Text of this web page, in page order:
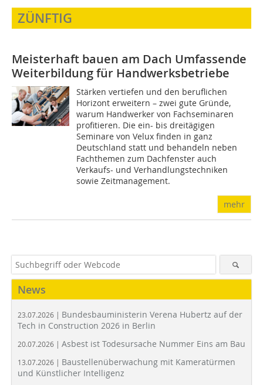
ZÜNFTIG
Meisterhaft bauen am Dach Umfassende
Weiterbildung für Handwerksbetriebe
Stärken vertiefen und den beruflichen
Horizont erweitern – zwei gute Gründe,
warum Handwerker von Fachseminaren
profitieren. Die ein- bis dreitägigen
Seminare von Velux finden in ganz
Deutschland statt und behandeln neben
Fachthemen zum Dachfenster auch
Verkaufs- und Verhandlungstechniken
sowie Zeitmanagement.
mehr
News
23.07.2026 | Bundesbauministerin Verena Hubertz auf der
Tech in Construction 2026 in Berlin
20.07.2026 | Asbest ist Todesursache Nummer Eins am Bau
13.07.2026 | Baustellenüberwachung mit Kameratürmen
und Künstlicher Intelligenz